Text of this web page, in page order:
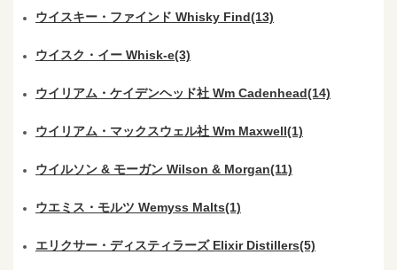
ウイスキー・ファインド Whisky Find(13)
ウイスク・イー Whisk-e(3)
ウイリアム・ケイデンヘッド社 Wm Cadenhead(14)
ウイリアム・マックスウェル社 Wm Maxwell(1)
ウイルソン & モーガン Wilson & Morgan(11)
ウエミス・モルツ Wemyss Malts(1)
エリクサー・ディスティラーズ Elixir Distillers(5)